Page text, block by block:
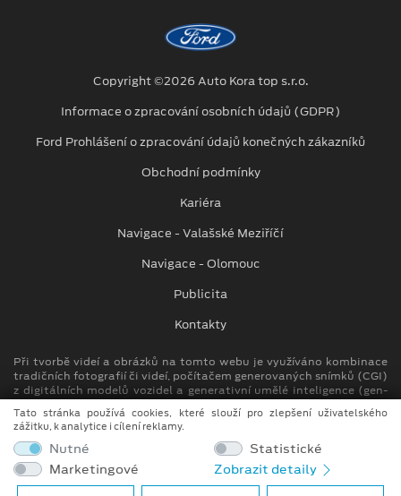
Copyright ©2026 Auto Kora top s.r.o.
Informace o zpracování osobních údajů (GDPR)
Ford Prohlášení o zpracování údajů konečných zákazníků
Obchodní podmínky
Kariéra
Navigace - Valašské Meziříčí
Navigace - Olomouc
Publicita
Kontakty
Při tvorbě videí a obrázků na tomto webu je využíváno kombinace
tradičních fotografií či videí, počítačem generovaných snímků (CGI)
z digitálních modelů vozidel a generativní umělé inteligence (gen-
Auto Kora top s.r.o.
M. Alše 780, Krásno nad Bečvou
757 01 Valašské Meziříčí
info.vm@autokora.cz
Tato stránka používá cookies, které slouží pro zlepšení uživatelského
zážitku, k analytice i cílení reklamy.
Nutné
Statistické
Marketingové
Zobrazit detaily